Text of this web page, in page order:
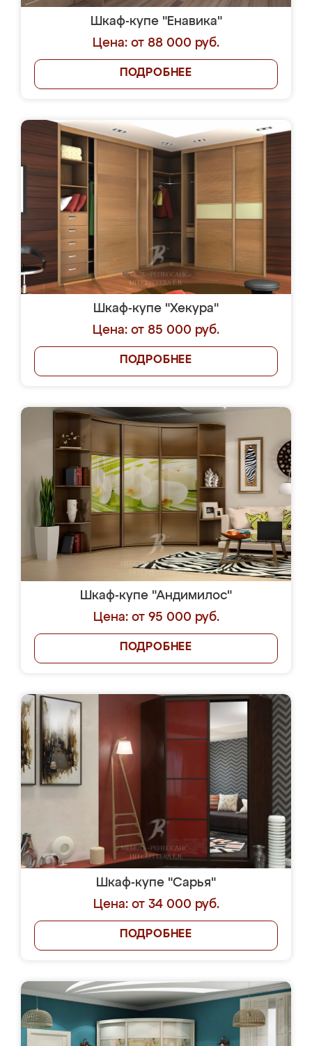
Шкаф-купе "Енавика"
Цена: от 88 000 руб.
ПОДРОБНЕЕ
Шкаф-купе "Хекура"
Цена: от 85 000 руб.
ПОДРОБНЕЕ
Шкаф-купе "Андимилос"
Цена: от 95 000 руб.
ПОДРОБНЕЕ
Шкаф-купе "Сарья"
Цена: от 34 000 руб.
ПОДРОБНЕЕ